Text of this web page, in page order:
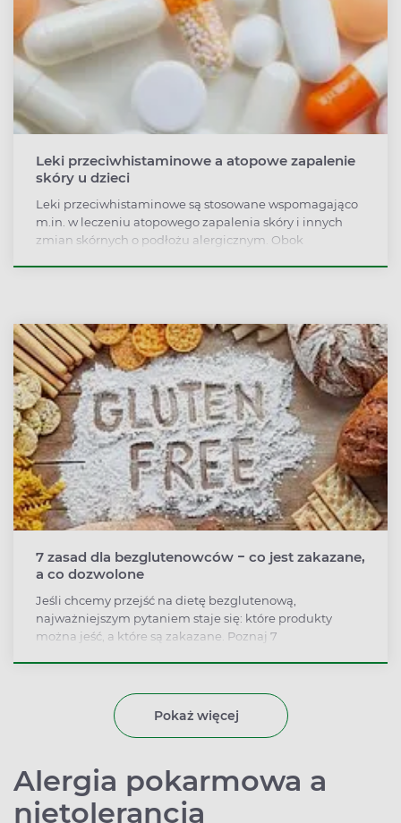
Leki przeciwhistaminowe a atopowe zapalenie
skóry u dzieci
Leki przeciwhistaminowe są stosowane wspomagająco
m.in. w leczeniu atopowego zapalenia skóry i innych
zmian skórnych o podłożu alergicznym. Obok
7 zasad dla bezglutenowców − co jest zakazane,
a co dozwolone
Jeśli chcemy przejść na dietę bezglutenową,
najważniejszym pytaniem staje się: które produkty
można jeść, a które są zakazane. Poznaj 7
Pokaż więcej
Alergia pokarmowa a
nietolerancja